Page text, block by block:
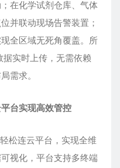
在化学试剂仓库、气体
并联动现场告警装置；
全区域无死角覆盖。所
实时上传，无需依赖
需求。
台实现高效管控
松连云平台，实现全维
视化，平台支持多终端